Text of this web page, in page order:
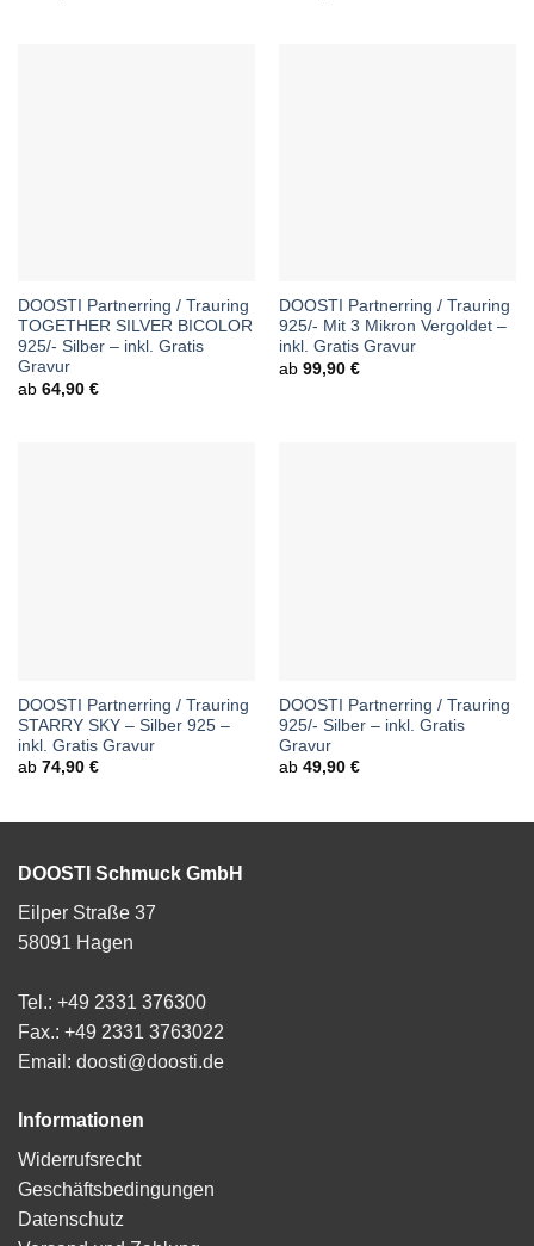
DOOSTI Partnerring / Trauring
TOGETHER SILVER BICOLOR
925/- Silber – inkl. Gratis
Gravur
ab 64,90 €
DOOSTI Partnerring / Trauring
925/- Mit 3 Mikron Vergoldet –
inkl. Gratis Gravur
ab 99,90 €
DOOSTI Partnerring / Trauring
STARRY SKY – Silber 925 –
inkl. Gratis Gravur
ab 74,90 €
DOOSTI Partnerring / Trauring
925/- Silber – inkl. Gratis
Gravur
ab 49,90 €
DOOSTI Schmuck GmbH
Eilper Straße 37
58091 Hagen
Tel.: +49 2331 376300
Fax.: +49 2331 3763022
Email: doosti@doosti.de
Informationen
Widerrufsrecht
Geschäftsbedingungen
Datenschutz